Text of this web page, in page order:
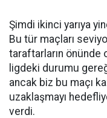
Şimdi ikinci yarıya
Bu tür maçları
taraftarların önünde
ligdeki durumu
ancak biz bu maçı
uzaklaşmayı
verdi.